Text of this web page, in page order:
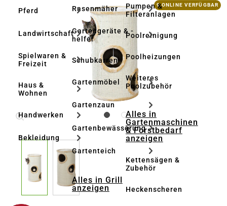
Pferd
Landwirtschaft
Spielwaren &
Freizeit
Haus &
Wohnen
Handwerken
Bekleidung
Rasenmäher
Gartengeräte & -
helfer
Schubkarren
Gartenmöbel
Gartenzaun
Gartenbewässerung
Gartenteich
Alles in Grill
anzeigen
Pumpen &
Filteranlagen
Poolreinigung
Poolheizungen
Weiteres
Poolzubehör
Alles in
Gartenmaschinen
& Forstbedarf
anzeigen
Kettensägen &
Zubehör
Heckenscheren
Bildergalerie überspringen 9 ONLINE VERFÜGBAR